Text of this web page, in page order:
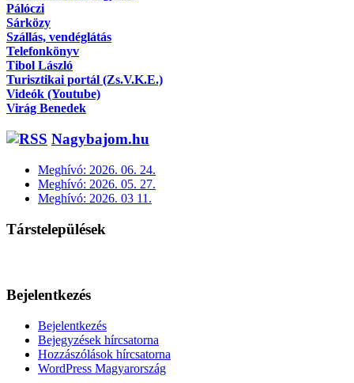
Pálóczi
Sárközy
Szállás, vendéglátás
Telefonkönyv
Tibol László
Turisztikai portál (Zs.V.K.E.)
Videók (Youtube)
Virág Benedek
Nagybajom.hu
Meghívó: 2026. 06. 24.
Meghívó: 2026. 05. 27.
Meghívó: 2026. 03 11.
Társtelepülések
Bejelentkezés
Bejelentkezés
Bejegyzések hírcsatorna
Hozzászólások hírcsatorna
WordPress Magyarország